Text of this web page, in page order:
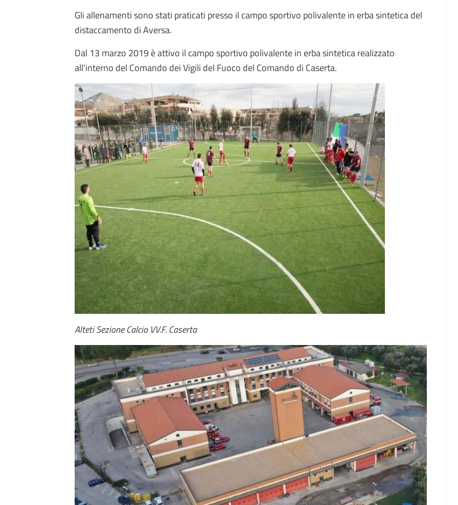
Gli allenamenti sono stati praticati presso il campo sportivo polivalente in erba sintetica del
distaccamento di Aversa.
Dal 13 marzo 2019 è attivo il campo sportivo polivalente in erba sintetica realizzato
all'interno del Comando dei Vigili del Fuoco del Comando di Caserta.
Alteti Sezione Calcio VV.F. Caserta